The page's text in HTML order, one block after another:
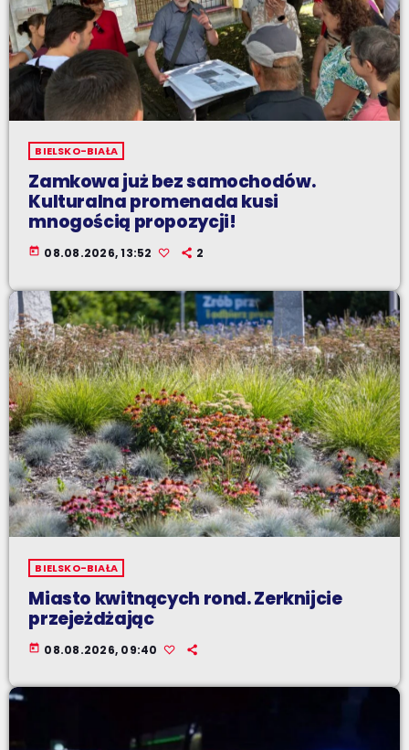
BIELSKO-BIAŁA
Zamkowa już bez samochodów.
Kulturalna promenada kusi
mnogością propozycji!
today 08.08.2026, 13:52 2
BIELSKO-BIAŁA
Miasto kwitnących rond. Zerknijcie
przejeżdżając
today 08.08.2026, 09:40